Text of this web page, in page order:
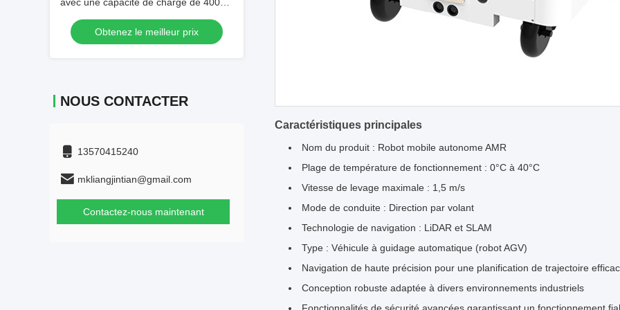
kg, un diamètre de rotation de 942 mm
et une entraînement différentielle à
deux roues pour l'automatisation des
Obtenez le meilleur prix
NOUS CONTACTER
13570415240
mkliangjintian@gmail.com
Contactez-nous maintenant
Caractéristiques principales
Nom du produit : Robot mobile autonome AMR
Plage de température de fonctionnement : 0°C à 40°C
Vitesse de levage maximale : 1,5 m/s
Mode de conduite : Direction par volant
Technologie de navigation : LiDAR et SLAM
Type : Véhicule à guidage automatique (robot AGV)
Navigation de haute précision pour une planification de trajectoire
Conception robuste adaptée à divers environnements industriels